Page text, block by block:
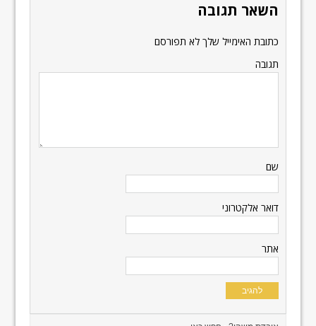
השאר תגובה
כתובת האימייל שלך לא תפורסם
תגובה
שם
דואר אלקטרוני
אתר